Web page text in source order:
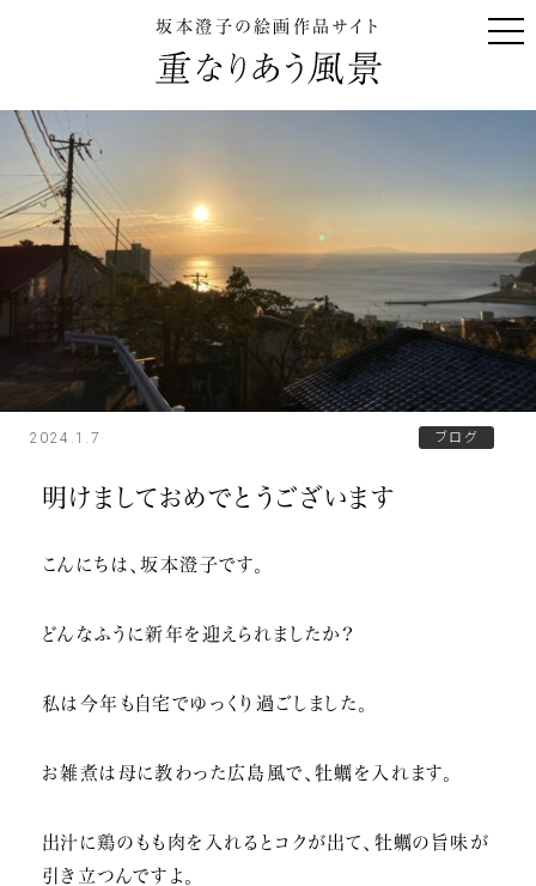
坂本澄子の絵画作品サイト
2024.1.7 ブログ
明けましておめでとうございます
こんにちは、坂本澄子です。
どんなふうに新年を迎えられましたか？
私は今年も自宅でゆっくり過ごしました。
お雑煮は母に教わった広島風で、牡蠣を入れます。
出汁に鶏のもも肉を入れるとコクが出て、牡蠣の旨味が
引き立つんですよ。